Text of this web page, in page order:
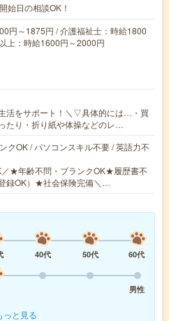
日の相談OK！
円～1875円 / 介護福祉士：時給1800
上：時給1600円～2000円
活をサポート！＼▽具体的には…・買
たり・折り紙や体操などのレ…
クOK / パソコンスキル不要 / 英語力不
／★年齢不問・ブランクOK★履歴書不
録OK）★社会保険完備＼…
40代 50代
60代
男性
っと見る